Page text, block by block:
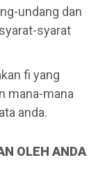
undang dan
syarat
fi yang
mana-mana
anda.
OLEH ANDA